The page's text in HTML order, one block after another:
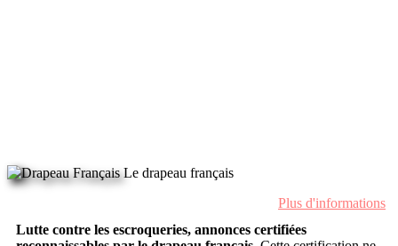
Le drapeau français
Plus d'informations
Lutte contre les escroqueries, annonces certifiées